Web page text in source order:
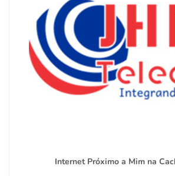
Internet Próximo a Mim na